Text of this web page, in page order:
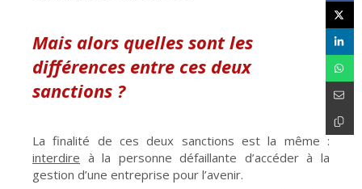
Mais alors quelles sont les
différences entre ces deux
sanctions ?
La finalité de ces deux sanctions est la même :
interdire à la personne défaillante d’accéder à la
gestion d’une entreprise pour l’avenir.